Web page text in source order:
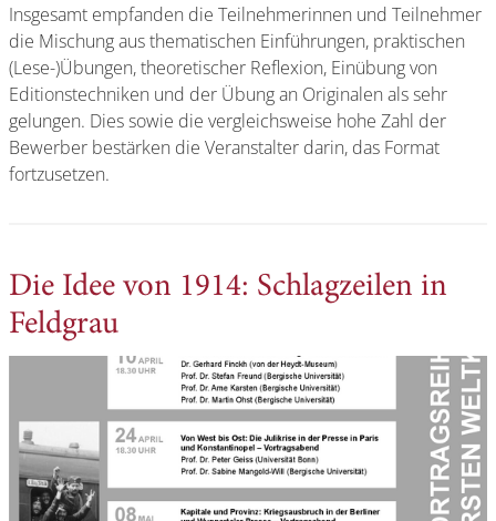
Insgesamt empfanden die Teilnehmerinnen und Teilnehmer
die Mischung aus thematischen Einführungen, praktischen
(Lese-)Übungen, theoretischer Reflexion, Einübung von
Editionstechniken und der Übung an Originalen als sehr
gelungen. Dies sowie die vergleichsweise hohe Zahl der
Bewerber bestärken die Veranstalter darin, das Format
fortzusetzen.
Die Idee von 1914: Schlagzeilen in
Feldgrau